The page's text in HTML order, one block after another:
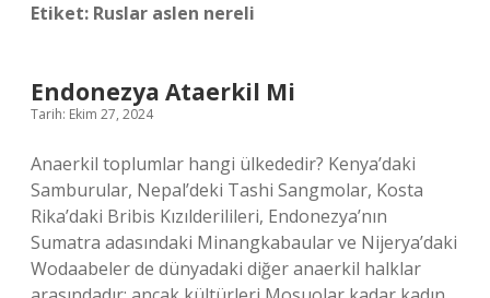
Etiket: Ruslar aslen nereli
Endonezya Ataerkil Mi
Tarih: Ekim 27, 2024
Anaerkil toplumlar hangi ülkededir? Kenya’daki
Samburular, Nepal’deki Tashi Sangmolar, Kosta
Rika’daki Bribis Kızılderilileri, Endonezya’nın
Sumatra adasındaki Minangkabaular ve Nijerya’daki
Wodaabeler de dünyadaki diğer anaerkil halklar